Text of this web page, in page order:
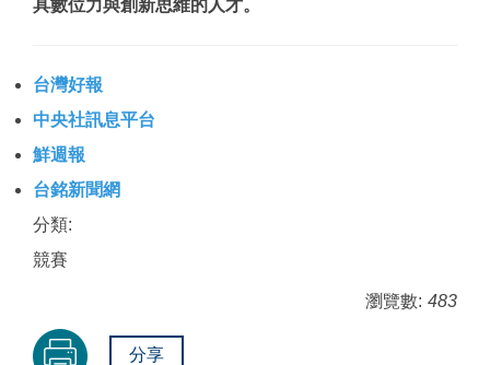
具數位力與創新思維的人才。
台灣好報
中央社訊息平台
鮮週報
台銘新聞網
分類:
競賽
瀏覽數: 483
分享